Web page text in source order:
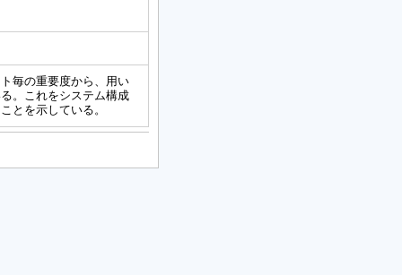
毎の重要度から、用い
。これをシステム構成
とを示している。